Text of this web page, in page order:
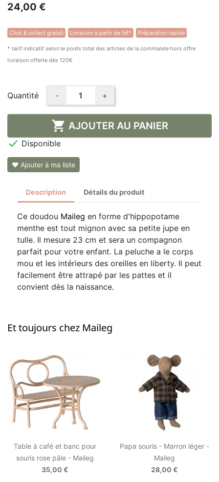
24,00 €
Click & collect gratuit Livraison à partir de 5€* Préparation rapide
* tarif indicatif selon le poids total des articles de la commande hors offre
livraison offerte dès 120€
Quantité - +
 AJOUTER AU PANIER
 Disponible
❤ Ajouter à ma liste
Description Détails du produit
Ce doudou Maileg en forme d'hippopotame
menthe est tout mignon avec sa petite jupe en
tulle. Il mesure 23 cm et sera un compagnon
parfait pour votre enfant. La peluche a le corps
mou et les intérieurs des oreilles en liberty. Il peut
facilement être attrapé par les pattes et il
convient dès la naissance.
Et toujours chez Maileg
Table à café et banc pour
souris rose pâle - Maileg
35,00 €
Papa souris - Marron léger -
Maileg
28,00 €